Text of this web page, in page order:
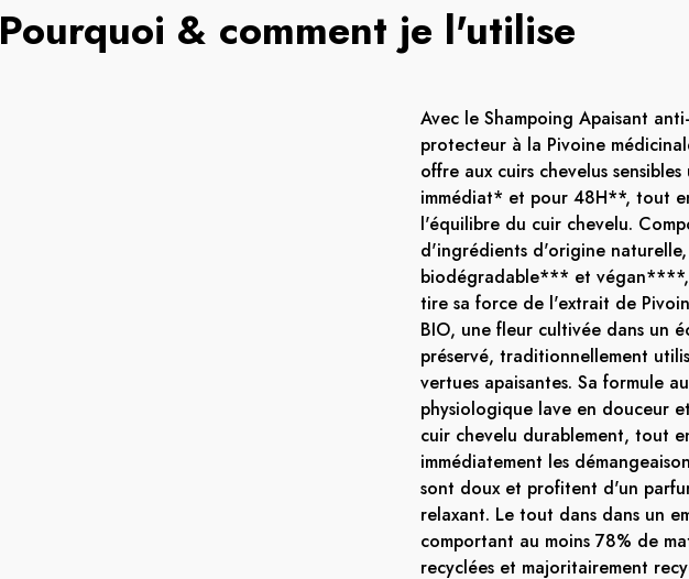
Pourquoi & comment je l'utilise
Avec le Shampoing Apaisant
protecteur à la Pivoine
offre aux cuirs chevelus
immédiat* et pour 48H**, tout
l'équilibre du cuir chevelu.
d'ingrédients d'origine naturelle,
biodégradable*** et végan****,
tire sa force de l'extrait de
BIO, une fleur cultivée dans un
préservé, traditionnellement
vertues apaisantes. Sa formule
physiologique lave en douceur
cuir chevelu durablement, tout
immédiatement les
sont doux et profitent d'un
relaxant. Le tout dans dans un
comportant au moins 78% de
recyclées et majoritairement